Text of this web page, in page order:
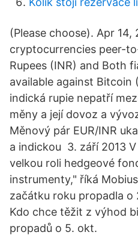
(Please choose). Apr
cryptocurrencies peer-
Rupees (INR) and Both
available against Bitcoin
indická rupie nepatří
měny a její dovoz a
Měnový pár EUR/INR
a indickou 3. září 2013
velkou roli hedgeové
instrumenty," říká
začátku roku propadla o
Kdo chce těžit z výhod
propadů o 5. okt.